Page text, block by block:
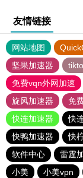
友情链接
网站地图
坚果加速器
免费vqn外网加速
旋风加速器
免
快连加速器
快
快鸭加速器
快
软件中心
雷霆
小美
小美vpn